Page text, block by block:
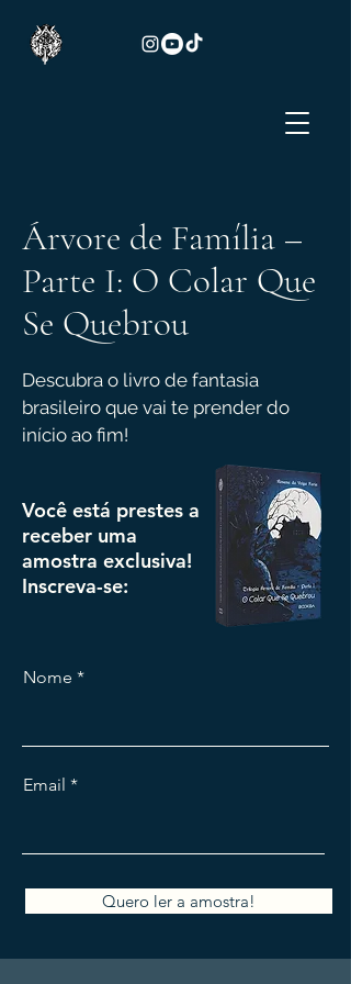
Árvore de Família –
Parte I: O Colar Que
Se Quebrou
Descubra o livro de fantasia
brasileiro que vai te prender do
início ao fim!
Você está prestes a
receber uma
amostra exclusiva!
Inscreva-se:
Nome
Email
Quero ler a amostra!